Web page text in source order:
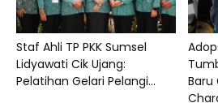
Staf Ahli TP PKK Sumsel
Lidyawati Cik Ujang:
Pelatihan Gelari Pelangi...
Baru